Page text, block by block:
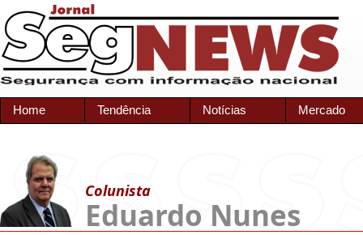
Home Tendência Notícias Mercado
Colunista
Eduardo Nunes